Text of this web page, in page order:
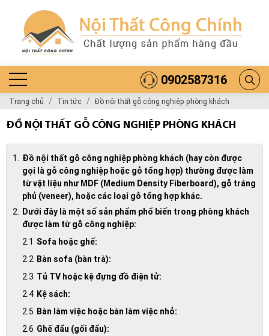
0902587316
Trang chủ Tin tức Đồ nội thất gỗ công nghiệp phòng khách
ĐỒ NỘI THẤT GỖ CÔNG NGHIỆP PHÒNG KHÁCH
Đồ nội thất gỗ công nghiệp phòng khách (hay còn được
gọi là gỗ công nghiệp hoặc gỗ tổng hợp) thường được làm
từ vật liệu như MDF (Medium Density Fiberboard), gỗ tráng
phủ (veneer), hoặc các loại gỗ tổng hợp khác.
Dưới đây là một số sản phẩm phổ biến trong phòng khách
được làm từ gỗ công nghiệp:
Sofa hoặc ghế:
Bàn sofa (bàn trà):
Tủ TV hoặc kệ đựng đồ điện tử:
Kệ sách:
Bàn làm việc hoặc bàn làm việc nhỏ:
Ghế đẩu (gối đẩu):